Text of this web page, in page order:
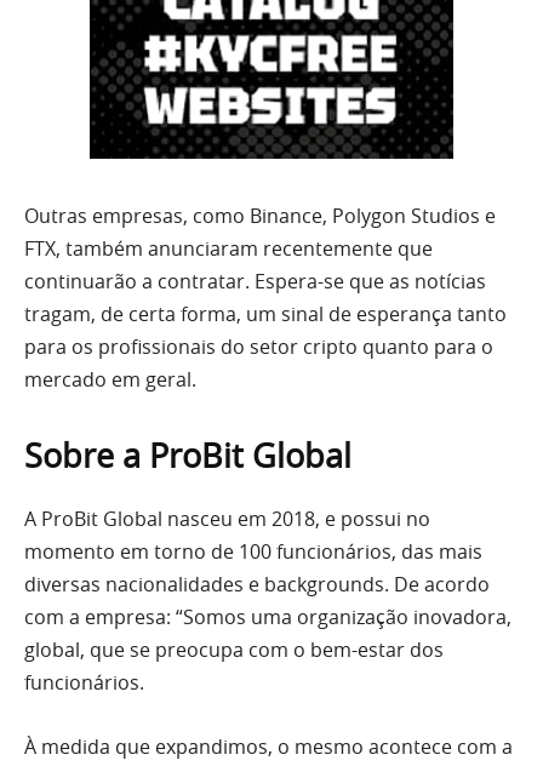
Outras empresas, como Binance, Polygon Studios e
FTX, também anunciaram recentemente que
continuarão a contratar. Espera-se que as notícias
tragam, de certa forma, um sinal de esperança tanto
para os profissionais do setor cripto quanto para o
mercado em geral.
Sobre a ProBit Global
A ProBit Global nasceu em 2018, e possui no
momento em torno de 100 funcionários, das mais
diversas nacionalidades e backgrounds. De acordo
com a empresa: “Somos uma organização inovadora,
global, que se preocupa com o bem-estar dos
funcionários.
À medida que expandimos, o mesmo acontece com a